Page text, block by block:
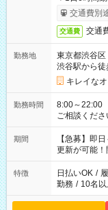
交通費別
交通費 交通
勤務地
東京都渋谷区
渋谷駅から徒
キレイな
勤務時間
8:00～22:00
ご相談くださ
期間
【急募】即
更新が可能！
特徴 日払いOK /
勤務 / 10名